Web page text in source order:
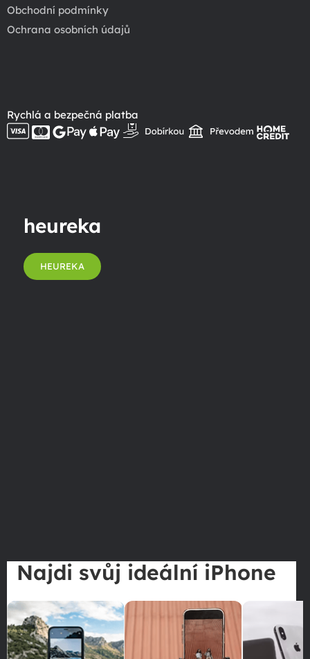
Obchodní podmínky
Ochrana osobních údajů
Rychlá a bezpečná platba
heureka
HEUREKA
Najdi svůj ideální iPhone